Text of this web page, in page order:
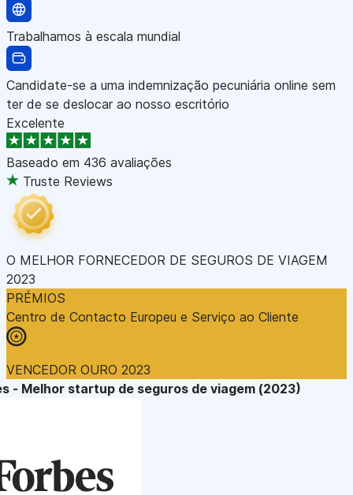
Trabalhamos à escala mundial
Candidate-se a uma indemnização pecuniária online sem
ter de se deslocar ao nosso escritório
Excelente
Baseado em 436 avaliações
Truste Reviews
O MELHOR FORNECEDOR DE SEGUROS DE VIAGEM
2023
PRÉMIOS
Centro de Contacto Europeu e Serviço ao Cliente
VENCEDOR OURO 2023
- Melhor startup de seguros de viagem (2023)